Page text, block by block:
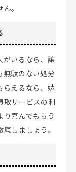
。
がいるなら、譲
無駄のない処分
らえるなら、嬉
取サービスの利
喜んでもらう
しましょう。